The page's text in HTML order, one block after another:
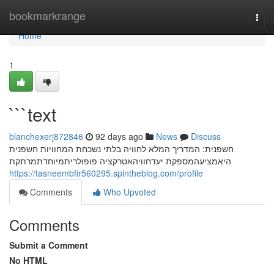
bookmarkrange
Home
Home
1
```text
blanchexerj872846 92 days ago News
Discuss
חשפנית: המדריך המלא לחוויה בלתי נשכחת המחוויות חשפנית
היאמציעהמספקת יעדחוויהאטרקציה פופולריתמיוחדתמרתקת
https://tasneembfir560295.spintheblog.com/profile
Comments
Who Upvoted
Comments
Submit a Comment
No HTML